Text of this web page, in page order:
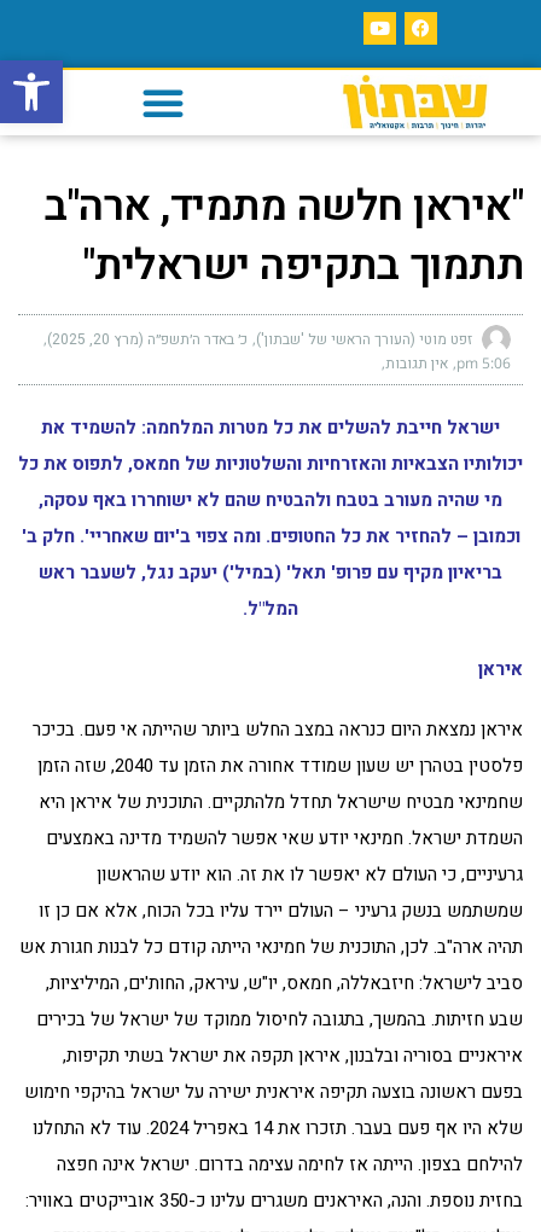
פתח
"איראן חלשה מתמיד, ארה"ב
תתמוך בתקיפה ישראלית"
זפט מוטי (העורך הראשי של 'שבתון') כ׳ באדר ה׳תשפ״ה (מרץ 20, 2025)
5:06 pm אין תגובות
ישראל חייבת להשלים את כל מטרות המלחמה: להשמיד את
יכולותיו הצבאיות והאזרחיות והשלטוניות של חמאס, לתפוס את כל
מי שהיה מעורב בטבח ולהבטיח שהם לא ישוחררו באף עסקה,
וכמובן – להחזיר את כל החטופים. ומה צפוי ב'יום שאחריי'. חלק ב'
בריאיון מקיף עם פרופ' תאל' (במיל') יעקב נגל, לשעבר ראש
המל"ל.
איראן
איראן נמצאת היום כנראה במצב החלש ביותר שהייתה אי פעם. בכיכר
פלסטין בטהרן יש שעון שמודד אחורה את הזמן עד 2040, שזה הזמן
שחמינאי מבטיח שישראל תחדל מלהתקיים. התוכנית של איראן היא
השמדת ישראל. חמינאי יודע שאי אפשר להשמיד מדינה באמצעים
גרעיניים, כי העולם לא יאפשר לו את זה. הוא יודע שהראשון
שמשתמש בנשק גרעיני – העולם יירד עליו בכל הכוח, אלא אם כן זו
תהיה ארה"ב. לכן, התוכנית של חמינאי הייתה קודם כל לבנות חגורת אש
סביב לישראל: חיזבאללה, חמאס, יו"ש, עיראק, החות'ים, המיליציות,
שבע חזיתות. בהמשך, בתגובה לחיסול ממוקד של ישראל של בכירים
איראניים בסוריה ובלבנון, איראן תקפה את ישראל בשתי תקיפות,
בפעם ראשונה בוצעה תקיפה איראנית ישירה על ישראל בהיקפי חימוש
שלא היו אף פעם בעבר. תזכרו את 14 באפריל 2024. עוד לא התחלנו
להילחם בצפון. הייתה אז לחימה עצימה בדרום. ישראל אינה חפצה
בחזית נוספת. והנה, האיראנים משגרים עלינו כ-350 אובייקטים באוויר: